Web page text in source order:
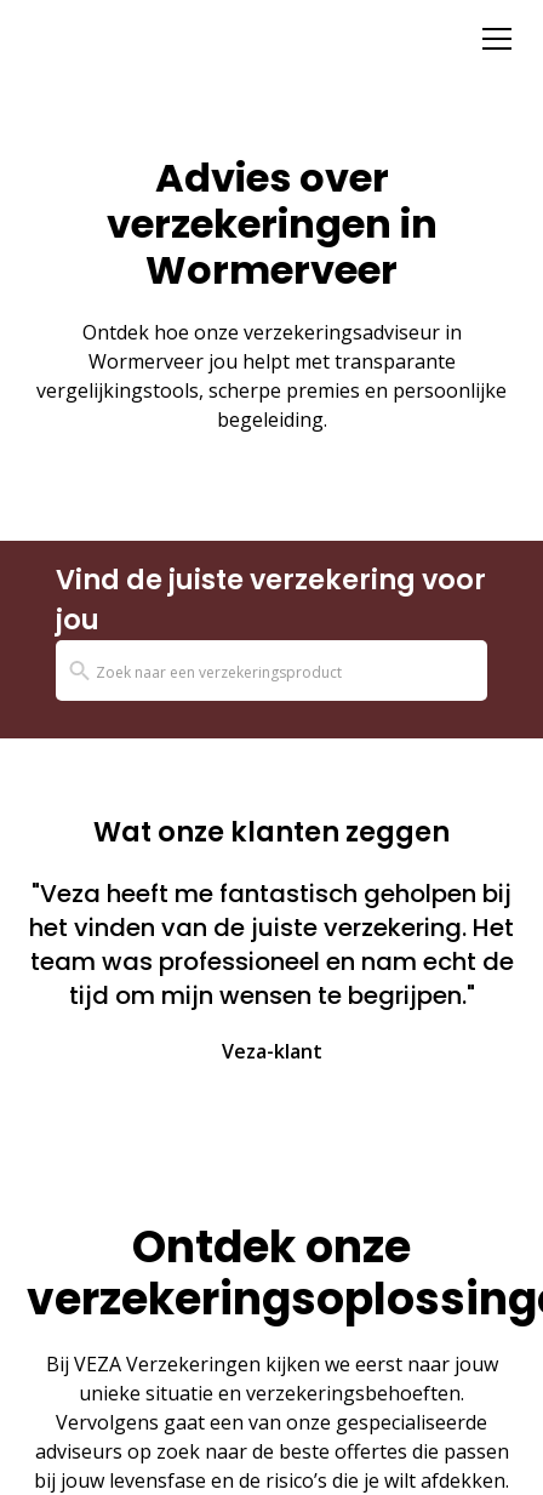
Advies over
verzekeringen in
Wormerveer
Ontdek hoe onze verzekeringsadviseur in
Wormerveer jou helpt met transparante
vergelijkingstools, scherpe premies en persoonlijke
begeleiding.
Vind de juiste verzekering voor
jou
Wat onze klanten zeggen
"Veza heeft me fantastisch geholpen bij
het vinden van de juiste verzekering. Het
team was professioneel en nam echt de
tijd om mijn wensen te begrijpen."
Veza-klant
Ontdek onze
Bij VEZA Verzekeringen kijken we eerst naar jouw
unieke situatie en verzekeringsbehoeften.
Vervolgens gaat een van onze gespecialiseerde
adviseurs op zoek naar de beste offertes die passen
bij jouw levensfase en de risico’s die je wilt afdekken.